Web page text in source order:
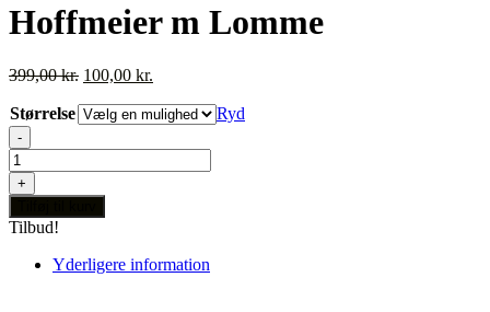
Hoffmeier m Lomme
399,00kr. Den
pris
399,00 kr..
100,00 kr.
pris
100,00 kr..
Størrelse Ryd
-
Hoffmeier
m
Lomme
antal
+
Tilbud!
Yderligere information